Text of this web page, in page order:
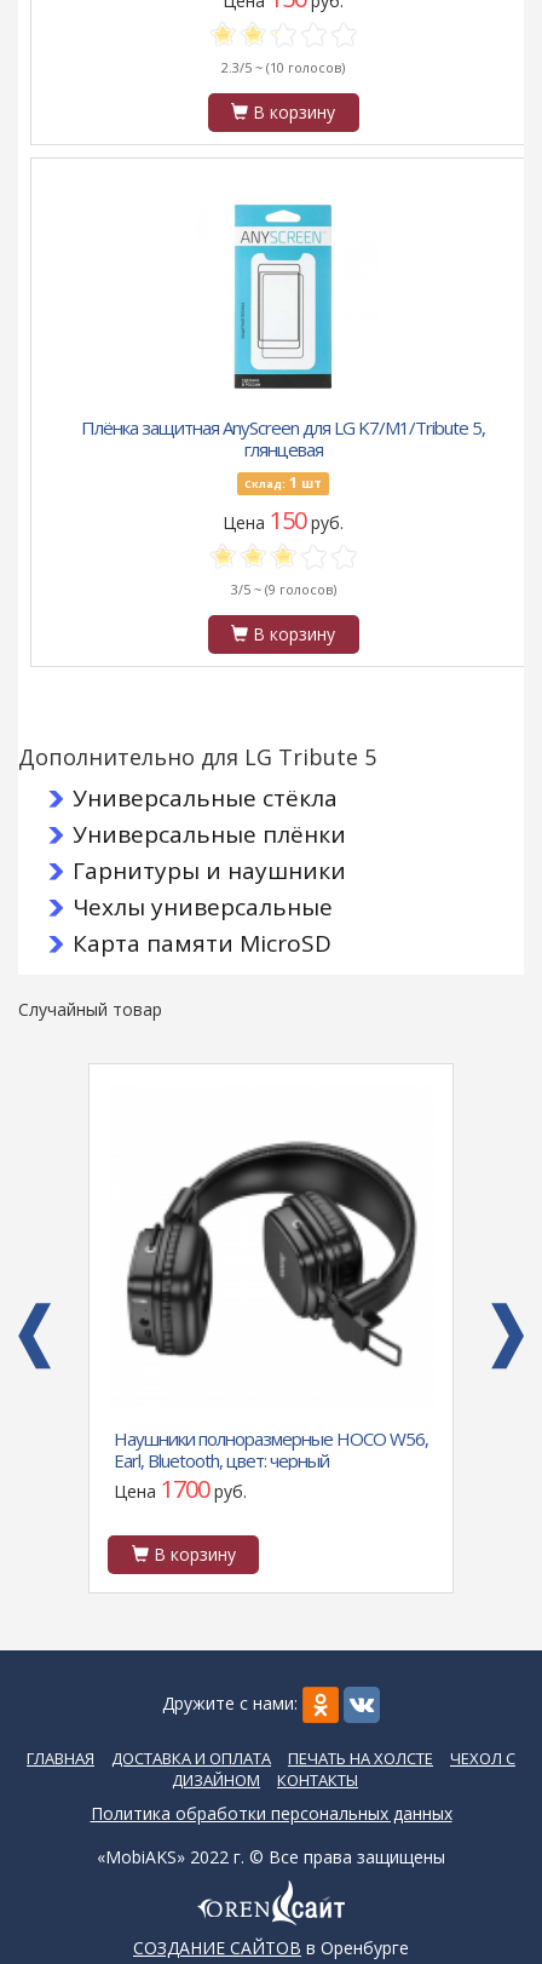
2.3/5 ~ (10 голосов)
В корзину
Плёнка защитная AnyScreen для LG K7/M1/Tribute 5,
глянцевая
Склад: 1 шт
Цена 150руб.
3/5 ~ (9 голосов)
В корзину
Дополнительно для LG Tribute 5
Универсальные стёкла
Универсальные плёнки
Гарнитуры и наушники
Чехлы универсальные
Карта памяти MicroSD
Случайный товар
Наушники полноразмерные HOCO W56,
Earl, Bluetooth, цвет: черный
Цена 1700руб.
В корзину
Дружите с нами:
ГЛАВНАЯ ДОСТАВКА И ОПЛАТА ПЕЧАТЬ НА ХОЛСТЕ
ЧЕХОЛ С
ДИЗАЙНОМ
КОНТАКТЫ
Политика обработки персональных данных
«MobiAKS» 2022 г. © Все права защищены
СОЗДАНИЕ САЙТОВ в Оренбурге